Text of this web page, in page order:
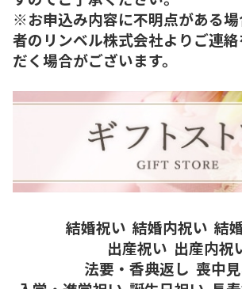
※お申込み内容に不明点がある
者のリンベル株式会社よりご連
だく場合がございます。
結婚祝い 結婚内祝い 結
出産祝い 出産内祝
法要・香典返し 喪中